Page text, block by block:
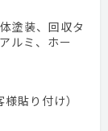
塗装、回収タ
ルミ、ホー
貼り付け）